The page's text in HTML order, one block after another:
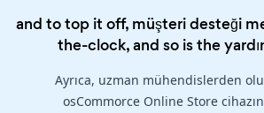
and to top it off, müşteri desteği
the-clock, and so is the
Ayrıca, uzman mühendislerden
osCommorce Online Store